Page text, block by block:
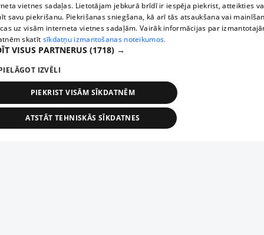
vietnes sadaļas. Lietotājam jebkurā brīdī ir iespēja piekrist, atteikties
savu piekrišanu. Piekrišanas sniegšana, kā arī tās atsaukšana vai
uz visām interneta vietnes sadaļām. Vairāk informācijas par
skatīt sīkdatņu izmantošanas noteikumos.
VISUS PARTNERUS (1718) →
IZVĒLI
PIEKRIST VISĀM SĪKDATNĒM
ATSTĀT TEHNISKĀS SĪKDATNES